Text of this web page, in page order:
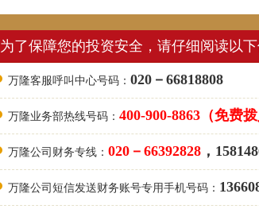
为了保障您的投资安全，请仔细阅读以
万隆客服呼叫中心号码： 020－66818808
万隆业务部热线号码： 400-900-8863（免费
万隆公司财务专线： 020－66392828 ，
万隆公司短信发送财务账号专用手机号码：